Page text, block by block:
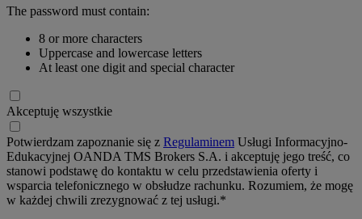
The password must contain:
8 or more characters
Uppercase and lowercase letters
At least one digit and special character
Akceptuję wszystkie
Potwierdzam zapoznanie się z Regulaminem Usługi Informacyjno-
Edukacyjnej OANDA TMS Brokers S.A. i akceptuję jego treść, co
stanowi podstawę do kontaktu w celu przedstawienia oferty i
wsparcia telefonicznego w obsłudze rachunku. Rozumiem, że mogę
w każdej chwili zrezygnować z tej usługi.*